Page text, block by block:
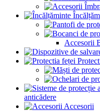
Accesorii
anticădere
Accesorii